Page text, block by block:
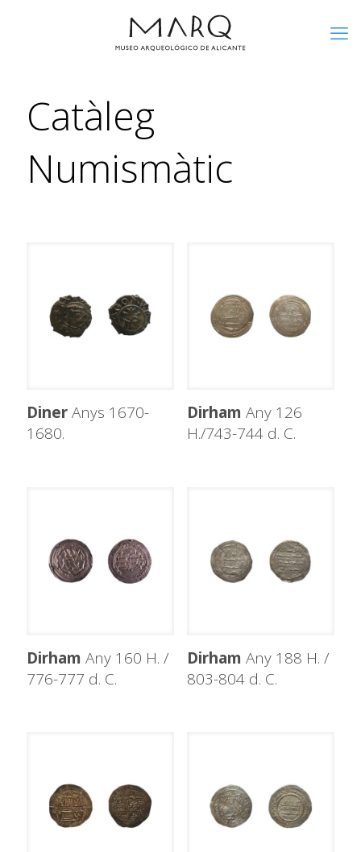
Catàleg
Numismàtic
DinerAnys 1670-
1680.
Dirham Any 126
H./743-744 d. C.
Dirham Any 160 H. /
776-777 d. C.
Dirham Any 188 H. /
803-804 d. C.